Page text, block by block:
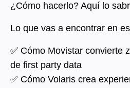
¿Cómo hacerlo? Aquí lo
Lo que vas a encontrar en
✅ Cómo Movistar convierte
de first party data
✅ Cómo Volaris crea